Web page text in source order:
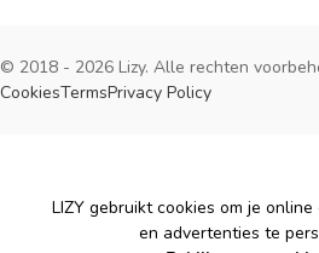
© 2018 - 2026 Lizy. Alle rechten
CookiesTermsPrivacy Policy
Cookies
LIZY gebruikt cookies om je
en advertenties te